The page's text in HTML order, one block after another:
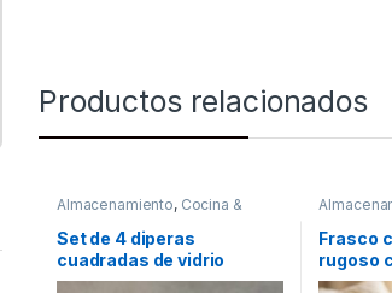
Productos relacionados
Almacenamiento, Cocina &
Set de 4 diperas
cuadradas de vidrio
[4967162]
líquidos
Frasco
rugoso
1.1L